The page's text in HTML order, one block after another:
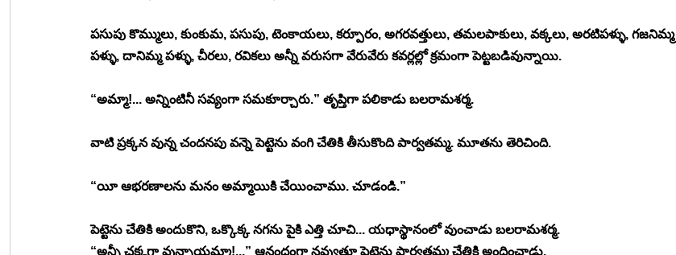
పసుపు కొమ్ములు, కుంకుమ, పసుపు, టెంకాయలు, కర్పూరం, అగరవత్తులు, తమలపాకులు, వక్కలు, అరటిపళ్ళు, గజనిమ్మ
పళ్ళు, దానిమ్మ పళ్ళు, చీరలు, రవికలు అన్నీ వరుసగా వేరువేరు కవర్లల్లో క్రమంగా పెట్టబడివున్నాయి.
“అమ్మా!... అన్నింటినీ సవ్యంగా సమకూర్చారు.” తృప్తిగా పలికాడు బలరామశర్మ.
వాటి ప్రక్కన వున్న చందనపు వన్నె పెట్టెను వంగి చేతికి తీసుకొంది పార్వతమ్మ. మూతను తెరిచింది.
“యీ ఆభరణాలను మనం అమ్మాయికి చేయించాము. చూడండి.”
పెట్టెను చేతికి అందుకొని, ఒక్కొక్క నగను పైకి ఎత్తి చూచి... యధాస్థానంలో వుంచాడు బలరామశర్మ.
“అన్నీ చక్కగా వున్నాయమ్మా!...” ఆనందంగా నవ్వుతూ పెట్టెను పార్వతమ్మ చేతికి అందించాడు.